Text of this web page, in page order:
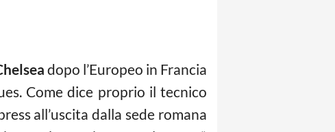
dopo l’Europeo in Francia
Come dice proprio il tecnico
all’uscita dalla sede romana